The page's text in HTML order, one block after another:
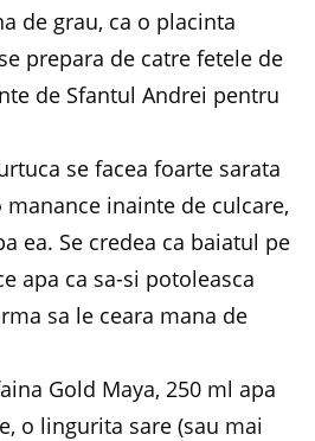
de grau, ca o placinta
prepara de catre fetele de
de Sfantul Andrei pentru
se facea foarte sarata
inainte de culcare,
ea. Se credea ca baiatul pe
apa ca sa-si potoleasca
sa le ceara mana de
Gold Maya, 250 ml apa
o lingurita sare (sau mai